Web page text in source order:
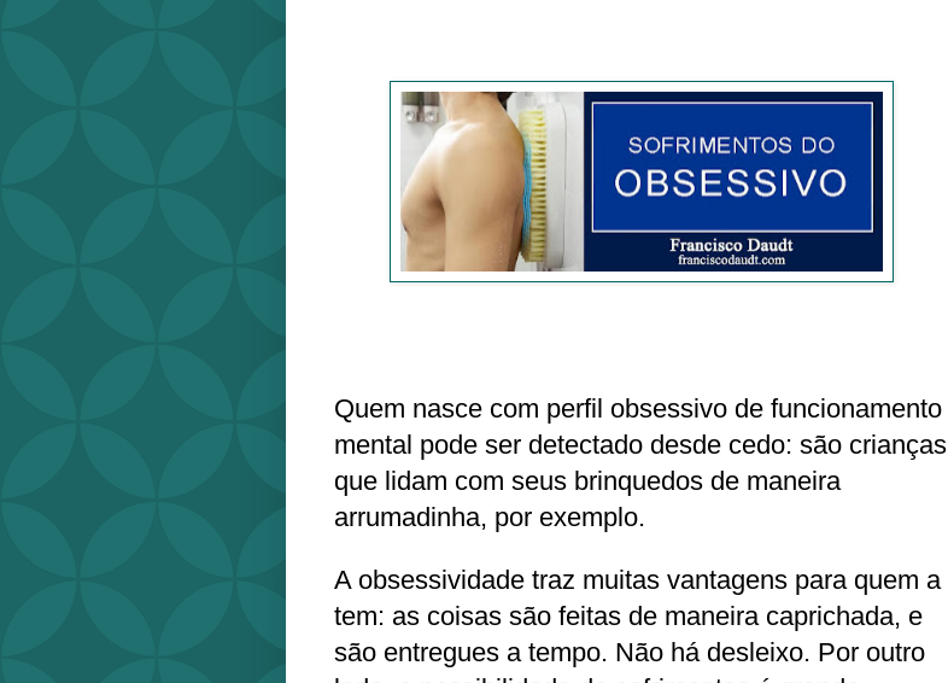
Quem nasce com perfil obsessivo de funcionamento
mental pode ser detectado desde cedo: são crianças
que lidam com seus brinquedos de maneira
arrumadinha, por exemplo.
A obsessividade traz muitas vantagens para quem a
tem: as coisas são feitas de maneira caprichada, e
são entregues a tempo. Não há desleixo. Por outro